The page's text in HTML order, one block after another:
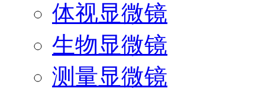
体视显微镜
生物显微镜
测量显微镜